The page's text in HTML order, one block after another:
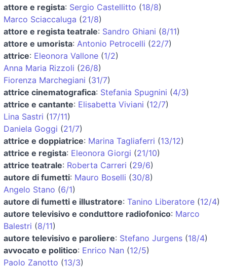
attore e regista: Sergio Castellitto (18/8)
Marco Sciaccaluga (21/8)
attore e regista teatrale: Sandro Ghiani (8/11)
attore e umorista: Antonio Petrocelli (22/7)
attrice: Eleonora Vallone (1/2)
Anna Maria Rizzoli (26/8)
Fiorenza Marchegiani (31/7)
attrice cinematografica: Stefania Spugnini (4/3)
attrice e cantante: Elisabetta Viviani (12/7)
Lina Sastri (17/11)
Daniela Goggi (21/7)
attrice e doppiatrice: Marina Tagliaferri (13/12)
attrice e regista: Eleonora Giorgi (21/10)
attrice teatrale: Roberta Carreri (29/6)
autore di fumetti: Mauro Boselli (30/8)
Angelo Stano (6/1)
autore di fumetti e illustratore: Tanino Liberatore (12/4)
autore televisivo e conduttore radiofonico: Marco
Balestri (8/11)
autore televisivo e paroliere: Stefano Jurgens (18/4)
avvocato e politico: Enrico Nan (12/5)
Paolo Zanotto (13/3)